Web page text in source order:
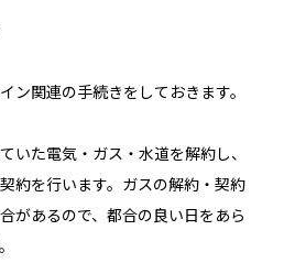
ン関連の手続きをしておきます。
いた電気・ガス・水道を解約し、
約を行います。ガスの解約・契約
があるので、都合の良い日をあら